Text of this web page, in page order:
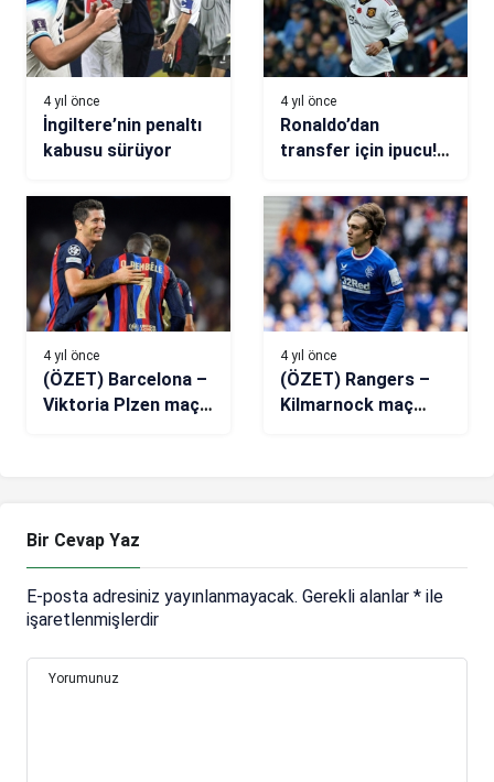
4 yıl önce
İngiltere’nin penaltı
kabusu sürüyor
4 yıl önce
Ronaldo’dan
transfer için ipucu!
takım…
4 yıl önce
(ÖZET) Barcelona –
Viktoria Plzen maç
4 yıl önce
(ÖZET) Rangers –
Kilmarnock maç
Bir Cevap Yaz
E-posta adresiniz yayınlanmayacak. Gerekli alanlar * ile
işaretlenmişlerdir
Yorumunuz